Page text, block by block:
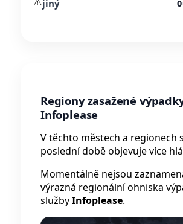
jiný 0
Regiony zasažené
Infoplease
V těchto městech a regionech
poslední době objevuje více
Momentálně nejsou
výrazná regionální ohniska
službyInfoplease.